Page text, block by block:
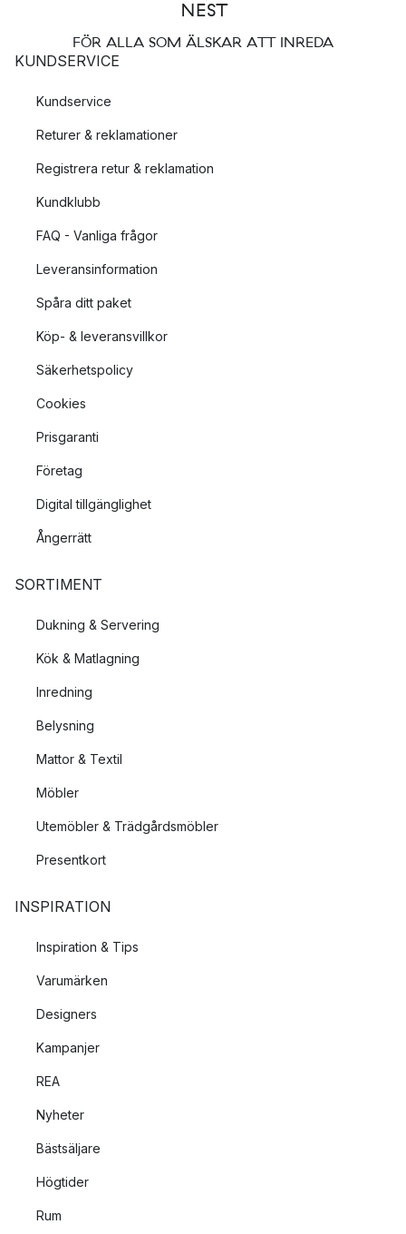
FÖR ALLA SOM ÄLSKAR ATT INREDA
KUNDSERVICE
Kundservice
Returer & reklamationer
Registrera retur & reklamation
Kundklubb
FAQ - Vanliga frågor
Leveransinformation
Spåra ditt paket
Köp- & leveransvillkor
Säkerhetspolicy
Cookies
Prisgaranti
Företag
Digital tillgänglighet
Ångerrätt
SORTIMENT
Dukning & Servering
Kök & Matlagning
Inredning
Belysning
Mattor & Textil
Möbler
Utemöbler & Trädgårdsmöbler
Presentkort
INSPIRATION
Inspiration & Tips
Varumärken
Designers
Kampanjer
REA
Nyheter
Bästsäljare
Högtider
Rum